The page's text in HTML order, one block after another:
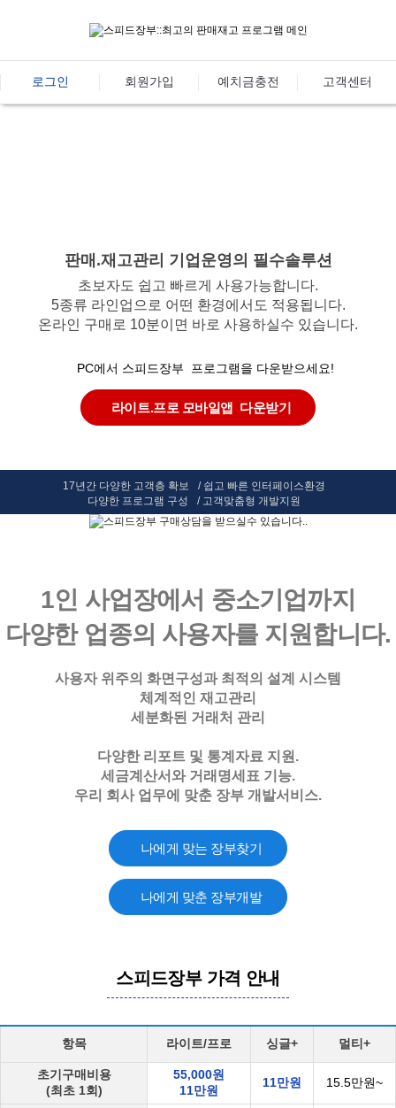
로그인 회원가입 예치금충전 고객센터
판매.재고관리 기업운영의 필수솔루션
초보자도 쉽고 빠르게 사용가능합니다.
5종류 라인업으로 어떤 환경에서도 적용됩니다.
온라인 구매로 10분이면 바로 사용하실수 있습니다.
PC에서 스피드장부 프로그램을 다운받으세요!
라이트.프로 모바일앱 다운받기
17년간 다양한 고객층 확보 / 쉽고 빠른 인터페이스환경
다양한 프로그램 구성
/ 고객맞춤형 개발지원
판매/재고/회계/전자세금계산서
견적.발주/장부관리까지
상담070-8229-8706
이메일 speedbook1@gmail.com
스피드장부 구매하기
1인 사업장에서 중소기업까지
다양한 업종의 사용자를 지원합니다.
사용자 위주의 화면구성과 최적의 설계 시스템
체계적인 재고관리
세분화된 거래처 관리
다양한 리포트 및 통계자료 지원.
세금계산서와 거래명세표 기능.
우리 회사 업무에 맞춘 장부 개발서비스.
나에게 맞는 장부찾기
나에게 맞춘 장부개발
스피드장부 가격 안내
항목 라이트/프로 싱글+ 멀티+
초기구매비용
(최초 1회)
55,000원
11만원
11만원 15.5만원~